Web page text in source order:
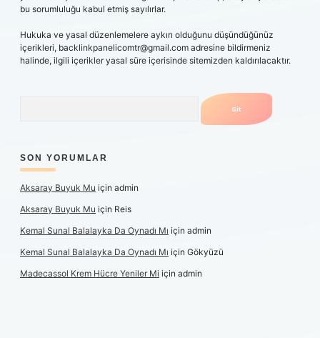
bu sorumluluğu kabul etmiş sayılırlar.
Hukuka ve yasal düzenlemelere aykırı olduğunu düşündüğünüz
içerikleri, backlinkpanelicomtr@gmail.com adresine bildirmeniz
halinde, ilgili içerikler yasal süre içerisinde sitemizden kaldırılacaktır.
SON YORUMLAR
Aksaray Buyuk Mu için admin
Aksaray Buyuk Mu için Reis
Kemal Sunal Balalayka Da Oynadı Mı için admin
Kemal Sunal Balalayka Da Oynadı Mı için Gökyüzü
Madecassol Krem Hücre Yeniler Mi için admin